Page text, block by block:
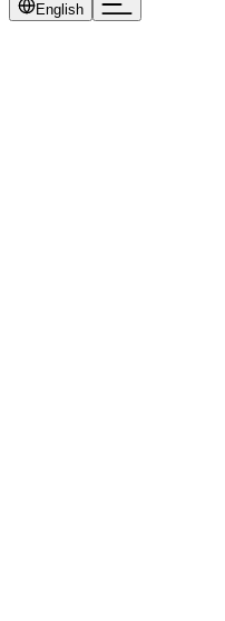
English